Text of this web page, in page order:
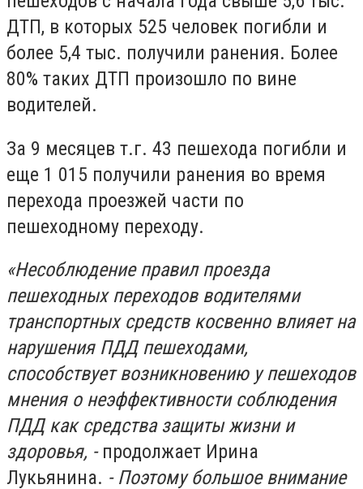
ДТП, в которых 525 человек погибли и
более 5,4 тыс. получили ранения. Более
80% таких ДТП произошло по вине
водителей.
За 9 месяцев т.г. 43 пешехода погибли и
еще 1 015 получили ранения во время
перехода проезжей части по
пешеходному переходу.
«Несоблюдение правил проезда
пешеходных переходов водителями
транспортных средств косвенно влияет на
нарушения ПДД пешеходами,
способствует возникновению у пешеходов
мнения о неэффективности соблюдения
ПДД как средства защиты жизни и
здоровья, - продолжает Ирина
Лукьянина. - Поэтому большое внимание